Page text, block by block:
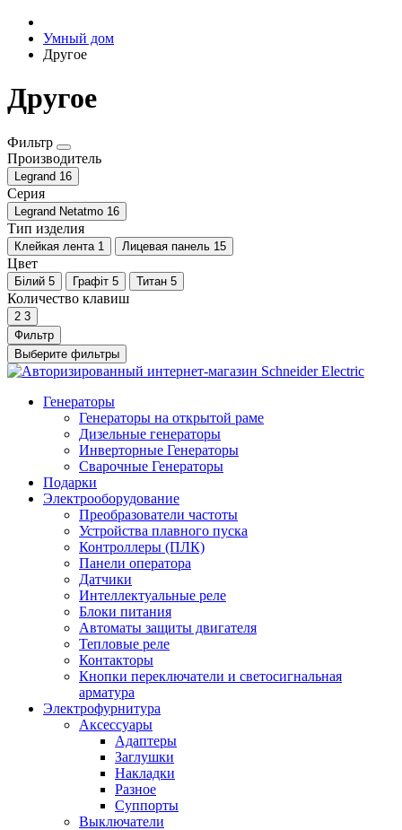
Умный дом
Другое
Другое
Фильтр
Производитель
Legrand 16
Серия
Legrand Netatmo 16
Тип изделия
Клейкая лента 1 Лицевая панель 15
Цвет
Білий 5 Графіт 5 Титан 5
Количество клавиш
2 3
Фильтр
Выберите фильтры
Генераторы
Генераторы на открытой раме
Дизельные генераторы
Инверторные Генераторы
Сварочные Генераторы
Подарки
Электрооборудование
Преобразователи частоты
Устройства плавного пуска
Контроллеры (ПЛК)
Панели оператора
Датчики
Интеллектуальные реле
Блоки питания
Автоматы защиты двигателя
Тепловые реле
Контакторы
Кнопки переключатели и светосигнальная
арматура
Электрофурнитура
Аксессуары
Адаптеры
Заглушки
Накладки
Разное
Суппорты
Выключатели